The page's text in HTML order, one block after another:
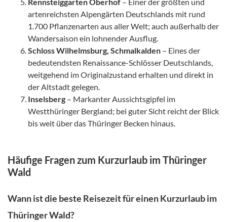
artenreichsten Alpengärten Deutschlands mit rund
1.700 Pflanzenarten aus aller Welt; auch außerhalb der
Wandersaison ein lohnender Ausflug.
Schloss Wilhelmsburg, Schmalkalden – Eines der
bedeutendsten Renaissance-Schlösser Deutschlands,
weitgehend im Originalzustand erhalten und direkt in
der Altstadt gelegen.
Inselsberg – Markanter Aussichtsgipfel im
Westthüringer Bergland; bei guter Sicht reicht der Blick
bis weit über das Thüringer Becken hinaus.
Häufige Fragen zum Kurzurlaub im Thüringer
Wald
Wann ist die beste Reisezeit für einen Kurzurlaub im
Thüringer Wald?